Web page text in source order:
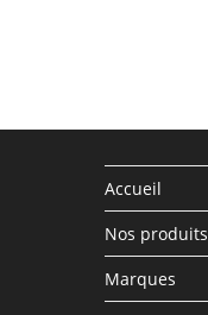
Accueil
Nos produits
Marques